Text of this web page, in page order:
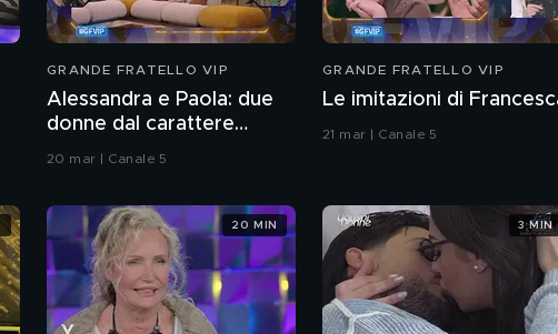
GRANDE FRATELLO VIP
Alessandra e Paola: due
donne dal carattere
esplosivo
20 mar | Canale 5
GRANDE FRATELLO VIP
Le imitazioni di
21 mar | Canale 5
20 MIN 3 MIN